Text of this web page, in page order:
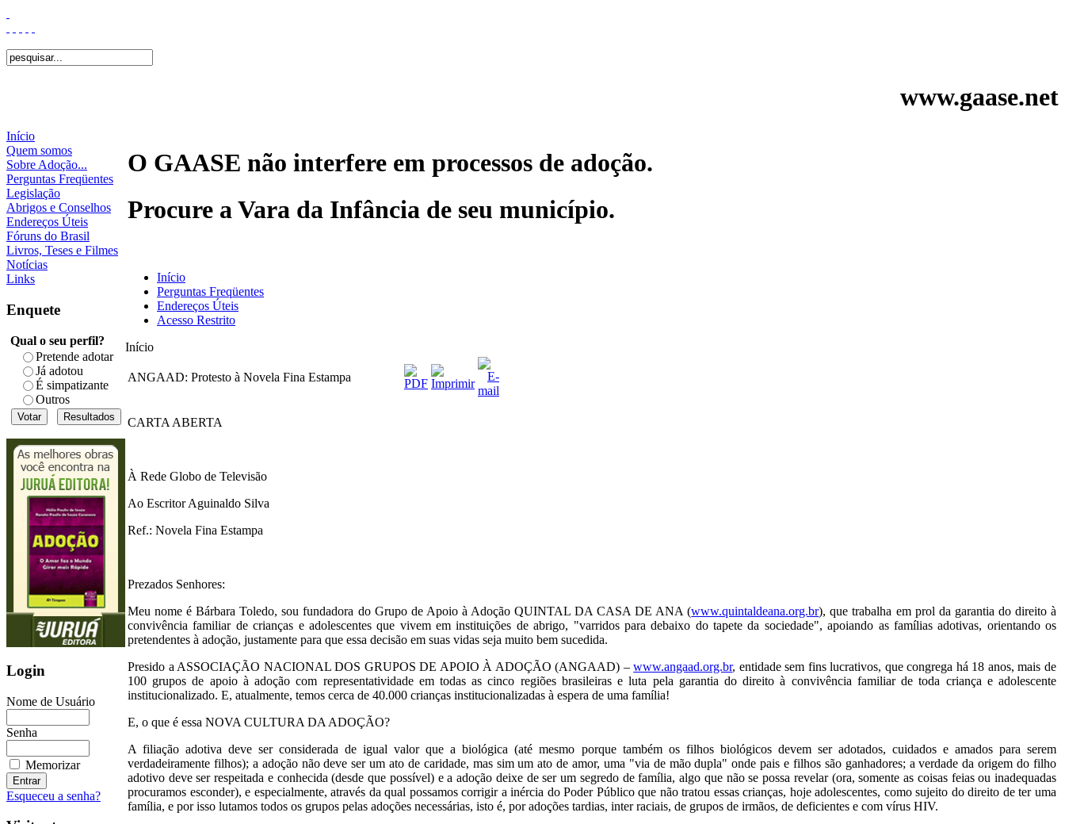
www.gaase.net
Início
Quem somos
Sobre Adoção...
Perguntas Freqüentes
Legislação
Abrigos e Conselhos
Endereços Úteis
Fóruns do Brasil
Livros, Teses e Filmes
Notícias
Links
Enquete
Qual o seu perfil?
Pretende adotar
Já adotou
É simpatizante
Outros
Login
Nome de Usuário
Senha
Memorizar
Esqueceu a senha?
O GAASE não interfere em processos de adoção.
Procure a Vara da Infância de seu município.
Início
Perguntas Freqüentes
Endereços Úteis
Acesso Restrito
Início
ANGAAD: Protesto à Novela Fina Estampa
CARTA ABERTA
À Rede Globo de Televisão
Ao Escritor Aguinaldo Silva
Ref.: Novela Fina Estampa
Prezados Senhores:
Meu nome é Bárbara Toledo, sou fundadora do Grupo de Apoio à Adoção QUINTAL DA CASA DE ANA (www.quintaldeana.org.br), que trabalha em prol da garantia do direito à
convivência familiar de crianças e adolescentes que vivem em instituições de abrigo, "varridos para debaixo do tapete da sociedade", apoiando as famí­lias adotivas, orientando os
pretendentes à adoção, justamente para que essa decisão em suas vidas seja muito bem sucedida.
Presido a ASSOCIAÇÃO NACIONAL DOS GRUPOS DE APOIO À ADOÇÃO (ANGAAD) –www.angaad.org.br, entidade sem fins lucrativos, que congrega há 18 anos, mais de
100 grupos de apoio à adoção com representatividade em todas as cinco regiões brasileiras e luta pela garantia do direito à convivência familiar de toda criança e adolescente
institucionalizado. E, atualmente, temos cerca de 40.000 crianças institucionalizadas à espera de uma família!
E, o que é essa NOVA CULTURA DA ADOÇÃO?
A filiação adotiva deve ser considerada de igual valor que a biológica (até mesmo porque também os filhos biológicos devem ser adotados, cuidados e amados para serem
verdadeiramente filhos); a adoção não deve ser um ato de caridade, mas sim um ato de amor, uma "via de mão dupla" onde pais e filhos são ganhadores; a verdade da origem do filho
adotivo deve ser respeitada e conhecida (desde que possí­vel) e a adoção deixe de ser um segredo de família, algo que não se possa revelar (ora, somente as coisas feias ou inadequadas
procuramos esconder), e especialmente, através da qual possamos corrigir a inércia do Poder Público que não tratou essas crianças, hoje adolescentes, como sujeito do direito de ter uma
famí­lia, e por isso lutamos todos os grupos pelas adoções necessárias, isto é, por adoções tardias, inter raciais, de grupos de irmãos, de deficientes e com ví­rus HIV.